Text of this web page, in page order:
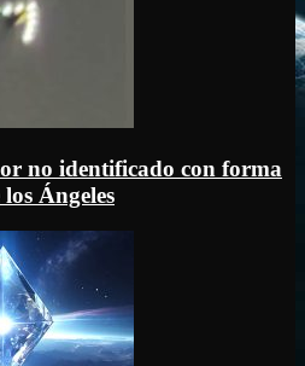
no identificado con forma
Ángeles